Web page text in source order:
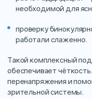
необходимой для
проверку
работали слаженно.
Такой комплексный
обеспечивает
перенапряжения и
зрительной системы.